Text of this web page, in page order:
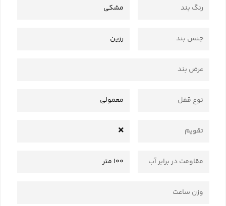
رنگ بند مشکی
جنس بند رزین
عرض بند
نوع قفل معمولی
تقویم
مقاومت در برابر آب 100 متر
وزن ساعت